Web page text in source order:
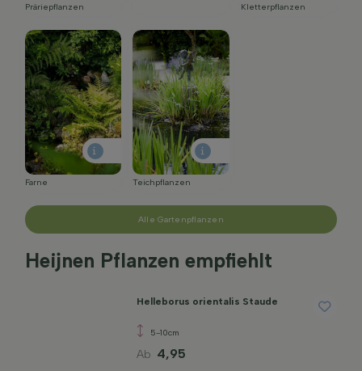
Präriepflanzen Kletterpflanzen
Farne Teichpflanzen
Alle Gartenpflanzen
Heijnen Pflanzen empfiehlt
Helleborus orientalis Staude
5-10cm
Ab 4,95